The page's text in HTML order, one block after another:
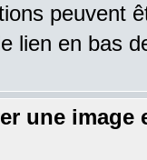
peuvent
lien en bas
une image